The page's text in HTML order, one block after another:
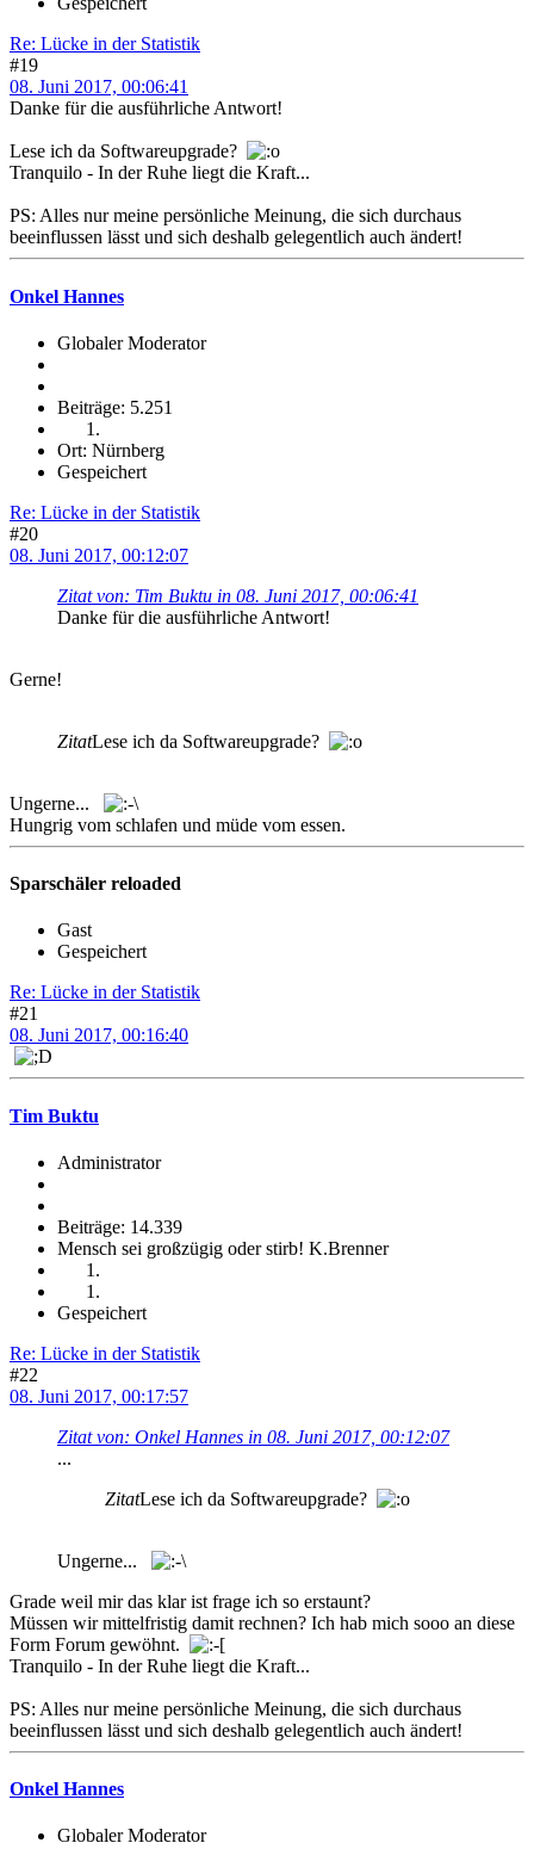
Re: Lücke in der Statistik
#19
08. Juni 2017, 00:06:41
Danke für die ausführliche Antwort!
Lese ich da Softwareupgrade?
Tranquilo - In der Ruhe liegt die Kraft...
PS: Alles nur meine persönliche Meinung, die sich durchaus
beeinflussen lässt und sich deshalb gelegentlich auch ändert!
Onkel Hannes
Globaler Moderator
Beiträge: 5.251
Ort: Nürnberg
Gespeichert
Re: Lücke in der Statistik
#20
08. Juni 2017, 00:12:07
Zitat von: Tim Buktu in 08. Juni 2017, 00:06:41
Danke für die ausführliche Antwort!
Gerne!
ZitatLese ich da Softwareupgrade?
Ungerne...
Hungrig vom schlafen und müde vom essen.
Sparschäler reloaded
Gast
Gespeichert
Re: Lücke in der Statistik
#21
08. Juni 2017, 00:16:40
Tim Buktu
Administrator
Beiträge: 14.339
Mensch sei großzügig oder stirb! K.Brenner
Gespeichert
Re: Lücke in der Statistik
#22
08. Juni 2017, 00:17:57
Zitat von: Onkel Hannes in 08. Juni 2017, 00:12:07
...
ZitatLese ich da Softwareupgrade?
Ungerne...
Grade weil mir das klar ist frage ich so erstaunt?
Müssen wir mittelfristig damit rechnen? Ich hab mich sooo an diese
Form Forum gewöhnt.
Tranquilo - In der Ruhe liegt die Kraft...
PS: Alles nur meine persönliche Meinung, die sich durchaus
beeinflussen lässt und sich deshalb gelegentlich auch ändert!
Onkel Hannes
Globaler Moderator